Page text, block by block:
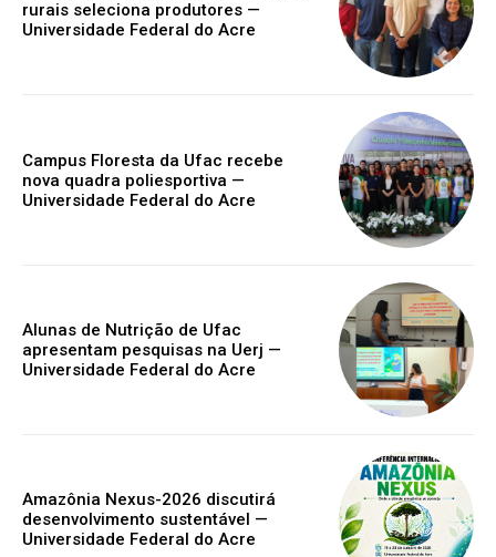
rurais seleciona produtores —
Universidade Federal do Acre
Campus Floresta da Ufac recebe
nova quadra poliesportiva —
Universidade Federal do Acre
Alunas de Nutrição de Ufac
apresentam pesquisas na Uerj —
Universidade Federal do Acre
Amazônia Nexus-2026 discutirá
desenvolvimento sustentável —
Universidade Federal do Acre